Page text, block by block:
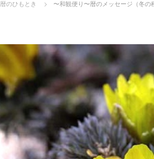
暦のひもとき 〜和観便り〜暦のメッセージ（冬の